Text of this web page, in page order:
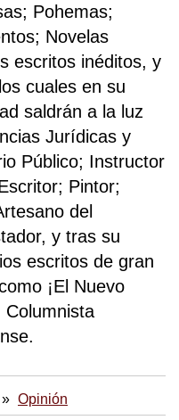
Pohemas;
Novelas
escritos inéditos, y
cuales en su
saldrán a la luz
Jurídicas y
Público; Instructor
Pintor;
del
y tras su
escritos de gran
¡El Nuevo
Columnista
Opinión